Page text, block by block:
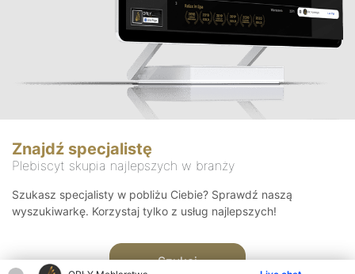
Znajdź specjalistę
Plebiscyt skupia najlepszych w branży
Szukasz specjalisty w pobliżu Ciebie? Sprawdź naszą
wyszukiwarkę. Korzystaj tylko z usług najlepszych!
Szukaj